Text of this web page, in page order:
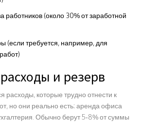
работников (около 30% от заработной
(если требуется, например, для
и резерв
расходы, которые трудно отнести к
но они реально есть: аренда офиса
Обычно берут 5‑8% от суммы